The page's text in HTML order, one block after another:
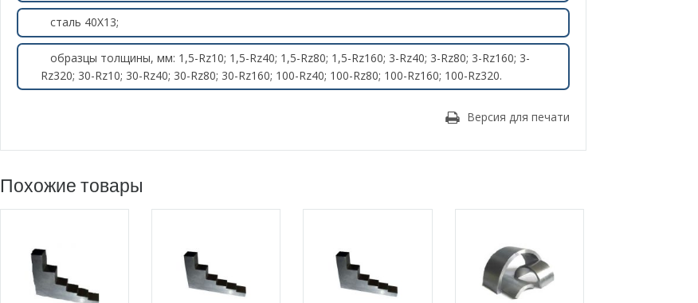
сталь 40Х13;
образцы толщины, мм: 1,5-Rz10; 1,5-Rz40; 1,5-Rz80; 1,5-Rz160; 3-Rz40; 3-Rz80; 3-Rz160; 3-
Rz320; 30-Rz10; 30-Rz40; 30-Rz80; 30-Rz160; 100-Rz40; 100-Rz80; 100-Rz160; 100-Rz320.
Версия для печати
Похожие товары